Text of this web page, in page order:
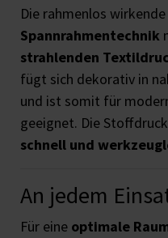
Die rahmenlos wirkende
Spannrahmentechnik
strahlenden
fügt sich dekorativ in
und ist somit für
geeignet. Die
schnell und
An jedem
Für eine optimale